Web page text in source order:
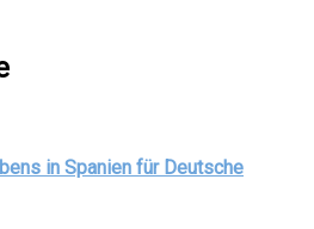
in Spanien für Deutsche